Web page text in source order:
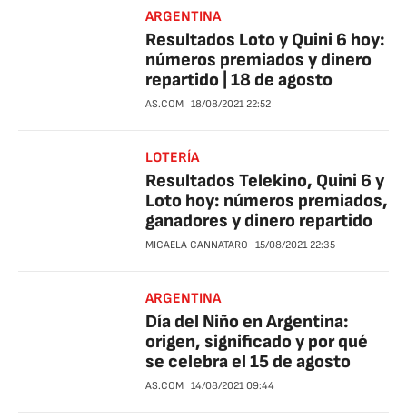
ARGENTINA
Resultados Loto y Quini 6 hoy:
números premiados y dinero
repartido | 18 de agosto
AS.COM 18/08/2021 22:52
LOTERÍA
Resultados Telekino, Quini 6 y
Loto hoy: números premiados,
ganadores y dinero repartido
MICAELA CANNATARO 15/08/2021 22:35
ARGENTINA
Día del Niño en Argentina:
origen, significado y por qué
se celebra el 15 de agosto
AS.COM 14/08/2021 09:44